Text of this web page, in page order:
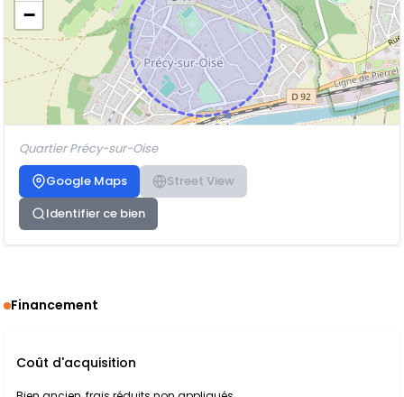
−
Quartier Précy-sur-Oise
Google Maps
Street View
Identifier ce bien
Financement
Coût d'acquisition